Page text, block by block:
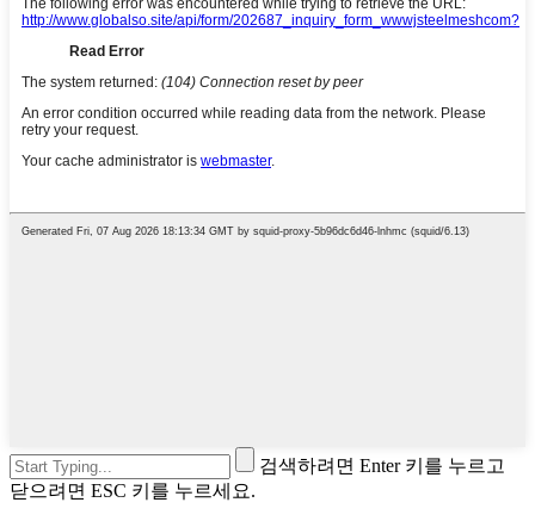
검색하려면 Enter 키를 누르고
닫으려면 ESC 키를 누르세요.